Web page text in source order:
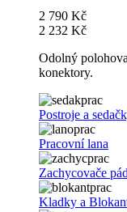
2 790 Kč
2 232 Kč
Odolný
konektory.
Postroje a
Pracovní lana
Zachycovače
Kladky a